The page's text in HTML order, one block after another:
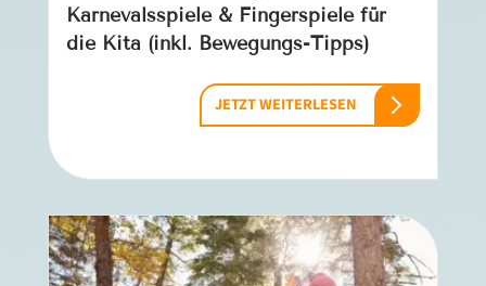
Karnevalsspiele & Fingerspiele für
die Kita (inkl. Bewegungs-Tipps)
JETZT WEITERLESEN